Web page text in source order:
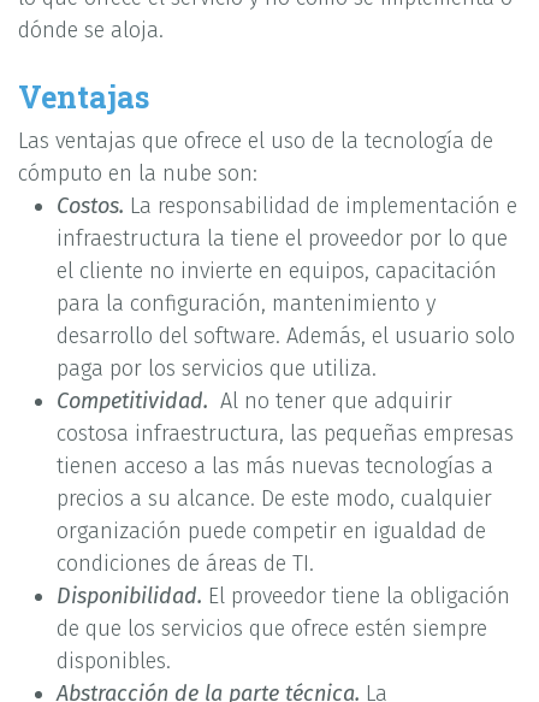
dónde se aloja.
Ventajas
Las ventajas que ofrece el uso de la tecnología de
cómputo en la nube son:
Costos. La responsabilidad de implementación e
infraestructura la tiene el proveedor por lo que
el cliente no invierte en equipos, capacitación
para la configuración, mantenimiento y
desarrollo del software. Además, el usuario solo
paga por los servicios que utiliza.
Competitividad. Al no tener que adquirir
costosa infraestructura, las pequeñas empresas
tienen acceso a las más nuevas tecnologías a
precios a su alcance. De este modo, cualquier
organización puede competir en igualdad de
condiciones de áreas de TI.
Disponibilidad. El proveedor tiene la obligación
de que los servicios que ofrece estén siempre
disponibles.
Abstracción de la parte técnica. La